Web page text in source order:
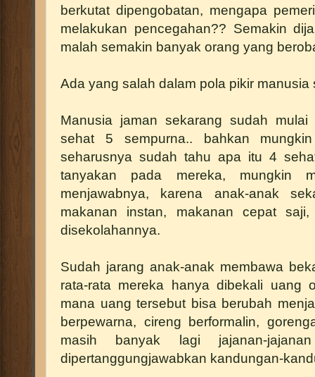
berkutat dipengobatan, mengapa
melakukan pencegahan?? Semakin
malah semakin banyak orang yang
Ada yang salah dalam pola pikir manusia
Manusia jaman sekarang sudah
sehat 5 sempurna.. bahkan
seharusnya sudah tahu apa itu 4
tanyakan pada mereka, mungkin
menjawabnya, karena anak-anak
makanan instan, makanan cepat saji,
disekolahannya.
Sudah jarang anak-anak membawa
rata-rata mereka hanya dibekali uang
mana uang tersebut bisa berubah
berpewarna, cireng berformalin,
masih banyak lagi jajanan-
dipertanggungjawabkan kandungan-